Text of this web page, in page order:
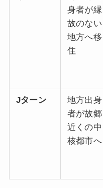
身者が縁
故のない
地方へ移
住
Jターン
地方出身
者が故郷
近くの中
核都市へ